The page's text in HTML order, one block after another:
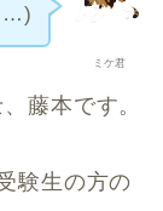
ミケ君
藤本です。
験生の方の